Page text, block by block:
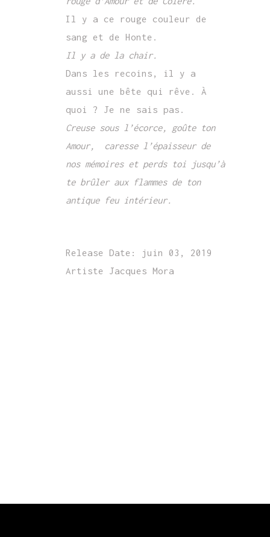
Il y a ce rouge couleur de
sang et de Honte.
Il y a de la chair.
Dans les recoins, il y a
aussi une bête qui rêve. À
quoi ? Je ne sais pas.
Creuse sous l’écorce, goûte ton
Amour, caresse l’épaisseur de
nos mémoires et perds toi jusqu’à
te brûler aux flammes deton
antique feu intérieur.
Release Date:
juin 03, 2019
Artiste
Jacques Mora